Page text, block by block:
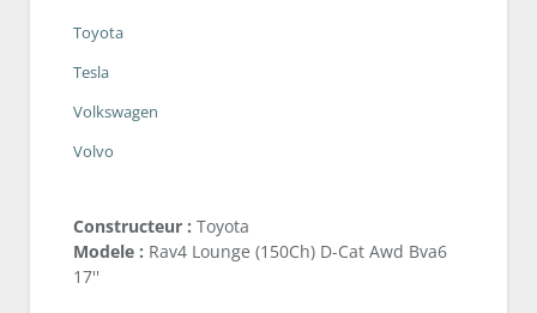
Toyota
Tesla
Volkswagen
Volvo
Constructeur : Toyota
Modele : Rav4 Lounge (150Ch) D-Cat Awd Bva6
17''